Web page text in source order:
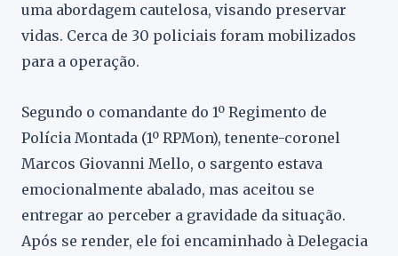
uma abordagem cautelosa, visando preservar
vidas. Cerca de 30 policiais foram mobilizados
para a operação.
Segundo o comandante do 1º Regimento de
Polícia Montada (1º RPMon), tenente-coronel
Marcos Giovanni Mello, o sargento estava
emocionalmente abalado, mas aceitou se
entregar ao perceber a gravidade da situação.
Após se render, ele foi encaminhado à Delegacia